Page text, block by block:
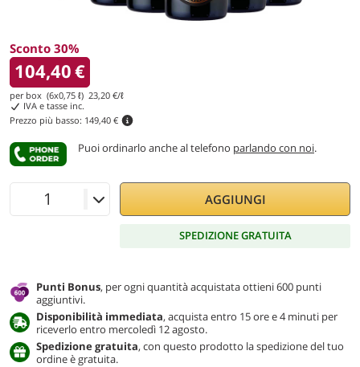
Sconto 30%
104,40€
per box (6x0,75 ℓ) 23,20 €/ℓ
IVA e tasse inc.
Prezzo più basso: 149,40 €
Puoi ordinarlo anche al telefono parlando con noi.
AGGIUNGI
SPEDIZIONE GRATUITA
Punti Bonus, per ogni quantità acquistata ottieni 600 punti
aggiuntivi.
Disponibilità immediata, acquista entro 15 ore e 4 minuti per
riceverlo entro mercoledì 12 agosto.
Spedizione gratuita, con questo prodotto la spedizione del tuo
ordine è gratuita.